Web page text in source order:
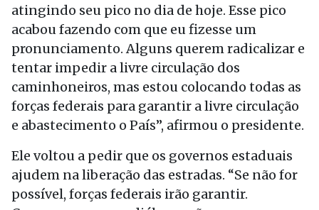
atingindo seu pico no dia de hoje. Esse pico
acabou fazendo com que eu fizesse um
pronunciamento. Alguns querem radicalizar e
tentar impedir a livre circulação dos
caminhoneiros, mas estou colocando todas as
forças federais para garantir a livre circulação
e abastecimento o País”, afirmou o presidente.
Ele voltou a pedir que os governos estaduais
ajudem na liberação das estradas. “Se não for
possível, forças federais irão garantir.